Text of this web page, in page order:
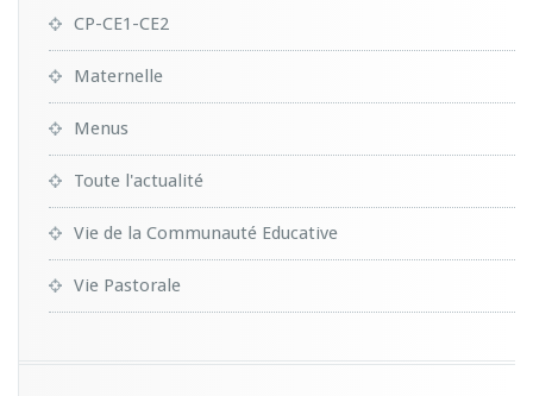
CP-CE1-CE2
Maternelle
Menus
Toute l'actualité
Vie de la Communauté Educative
Vie Pastorale